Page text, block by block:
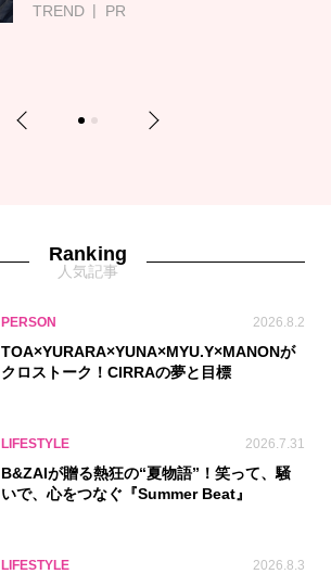
TREND
PR
Previous 1 2 Next
Ranking
人気記事
PERSON 2026.8.2
TOA×YURARA×YUNA×MYU.Y×MANONが
クロストーク！CIRRAの夢と目標
LIFESTYLE 2026.7.31
B&ZAIが贈る熱狂の“夏物語”！笑って、騒
いで、心をつなぐ『Summer Beat』
LIFESTYLE 2026.8.3